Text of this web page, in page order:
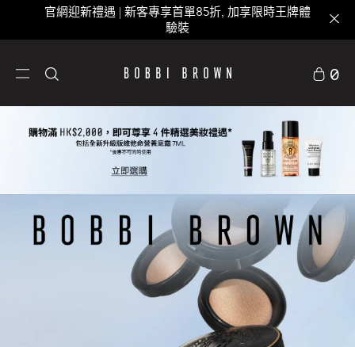
官網迎新禮遇 | 新客專享首單85折, 加享限時王牌體
驗裝
0